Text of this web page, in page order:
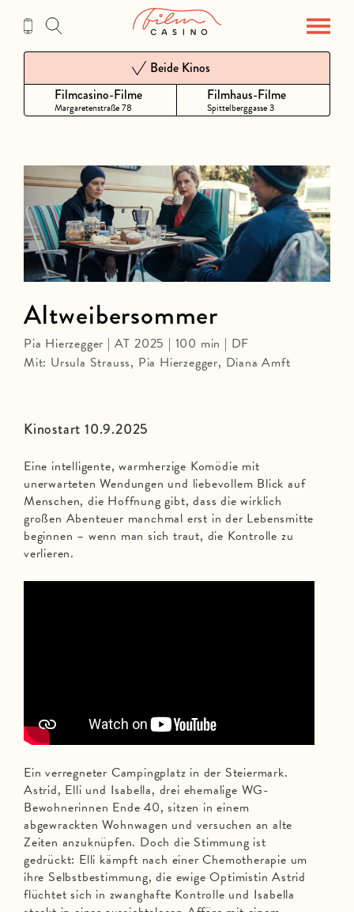
Inhalt
Filmcasino-Filme
Margaretenstraße 78
Beide Kinos
Filmhaus-Filme
Spittelberggasse 3
Kinostart 10.9.2025
Eine intelligente, warmherzige Komödie mit
unerwarteten Wendungen und liebevollem Blick auf
Menschen, die Hoffnung gibt, dass die wirklich
großen Abenteuer manchmal erst in der Lebensmitte
beginnen – wenn man sich traut, die Kontrolle zu
verlieren.
Ein verregneter Campingplatz in der Steiermark.
Astrid, Elli und Isabella, drei ehemalige WG-
Bewohnerinnen Ende 40, sitzen in einem
abgewrackten Wohnwagen und versuchen an alte
Zeiten anzuknüpfen. Doch die Stimmung ist
gedrückt: Elli kämpft nach einer Chemotherapie um
ihre Selbstbestimmung, die ewige Optimistin Astrid
flüchtet sich in zwanghafte Kontrolle und Isabella
Altweibersommer
Pia Hierzegger | AT 2025 | 100 min | DF
Mit: Ursula Strauss, Pia Hierzegger, Diana Amft